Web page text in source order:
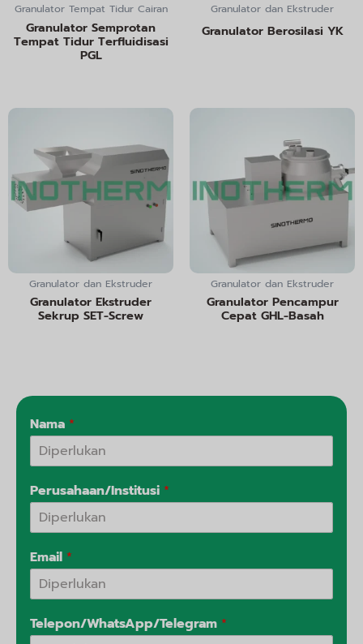
Granulator Tempat Tidur Cairan
Granulator Semprotan
Tempat Tidur Terfluidisasi
PGL
Granulator dan Ekstruder
Granulator Berosilasi YK
Granulator dan Ekstruder
Granulator Ekstruder
Sekrup SET-Screw
Granulator dan Ekstruder
Granulator Pencampur
Cepat GHL-Basah
Nama *
Perusahaan/Institusi *
Email *
Telepon/WhatsApp/Telegram *